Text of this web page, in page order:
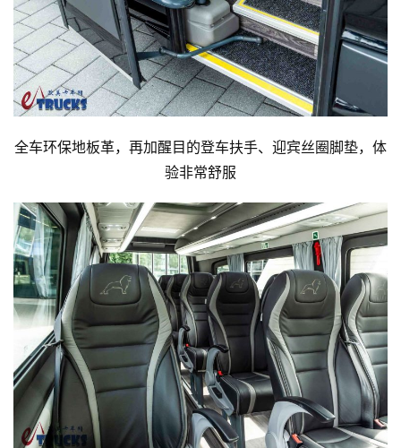
全车环保地板革，再加醒目的登车扶手、迎宾丝圈脚垫，体
验非常舒服